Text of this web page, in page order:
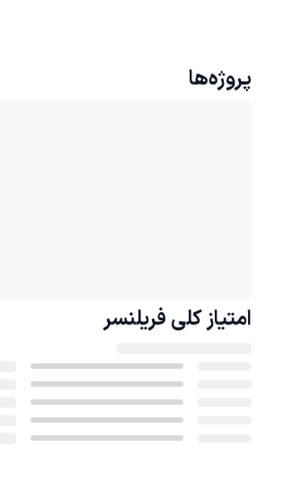
پروژه‌ها
امتیاز کلی فریلنسر